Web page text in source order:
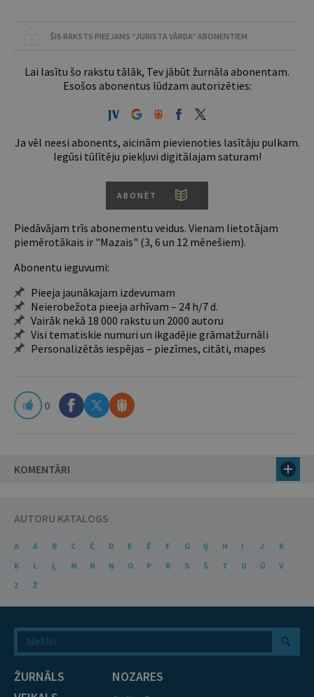
ŠIS RAKSTS PIEEJAMS “JURISTA VĀRDA” ABONENTIEM
Lai lasītu šo rakstu tālāk, Tev jābūt žurnāla abonentam.
Esošos abonentus lūdzam autorizēties:
Ja vēl neesi abonents, aicinām pievienoties lasītāju pulkam.
Iegūsi tūlītēju piekļuvi digitālajam saturam!
ABONĒT
Piedāvājam trīs abonementu veidus. Vienam lietotājam
piemērotākais ir "Mazais" (3, 6 un 12 mēnešiem).
Abonentu ieguvumi:
Pieeja jaunākajam izdevumam
Neierobežota pieeja arhīvam – 24 h/7 d.
Vairāk nekā 18 000 rakstu un 2000 autoru
Visi tematiskie numuri un ikgadējie grāmatžurnāli
Personalizētās iespējas – piezīmes, citāti, mapes
0
KOMENTĀRI
AUTORU KATALOGS
A Ā B C Č D E Ē F G Ģ H I J
K
Ķ
L Ļ M N Ņ O P R S Š T U Ū
V
Z
Ž
ŽURNĀLS
NOZARES